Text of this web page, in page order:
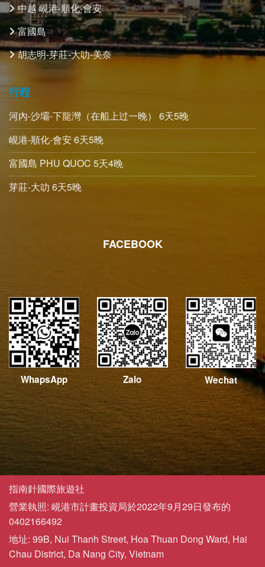
中越 峴港-順化-會安
富國島
胡志明-芽莊-大叻-美奈
行程
河內-沙壩-下龍灣（在船上过一晚） 6天5晚
峴港-順化-會安 6天5晚
富國島 PHU QUOC 5天4晚
芽莊-大叻 6天5晚
FACEBOOK
WhapsApp Zalo Wechat
指南針國際旅遊社
營業執照: 峴港市計畫投資局於2022年9月29日發布的
0402166492
地址: 99B, Nui Thanh Street, Hoa Thuan Dong Ward, Hai
Chau District, Da Nang City, Vietnam